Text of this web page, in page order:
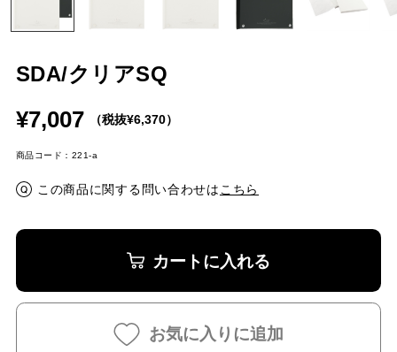
SDA/クリアSQ
¥7,007 （税抜¥6,370）
商品コード：221-a
この商品に関する問い合わせは こちら
カートに入れる
お気に入りに追加